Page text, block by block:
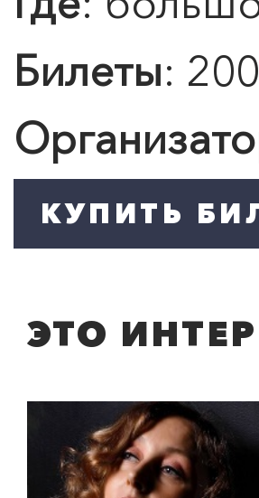
Билеты:
ЭТО
Подробнее